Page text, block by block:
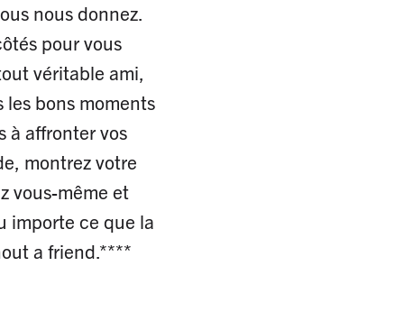
nous donnez.
pour vous
véritable ami,
les bons moments
à affronter vos
montrez votre
vous-même et
importe ce que la
a friend.****